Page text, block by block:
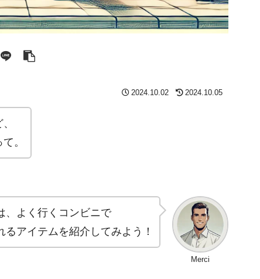
2024.10.02 2024.10.05
。
Merci
、よく行くコンビニで
るアイテムを紹介してみよう！